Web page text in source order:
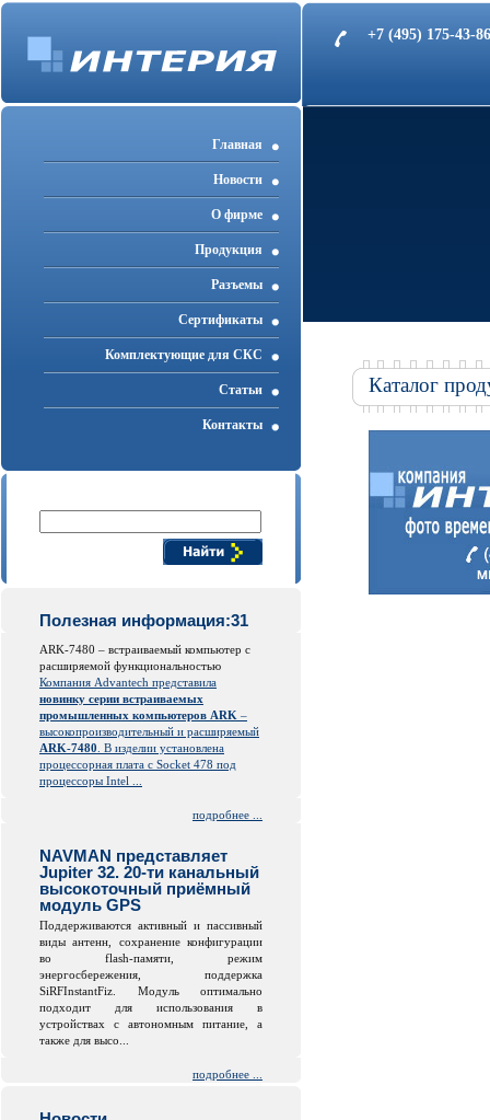
+7 (495) 175-43-
Главная
Новости
О фирме
Продукция
Разъемы
Cертификаты
Комплектующие для СКС
Статьи
Контакты
Полезная информация:31
ARK-7480 – встраиваемый компьютер с
расширяемой функциональностью
Компания Advantech представила
новинку серии встраиваемых
промышленных компьютеров ARK –
высокопроизводительный и расширяемый
ARK-7480 . В изделии установлена
процессорная плата с Socket 478 под
процессоры Intel ...
подробнее ...
NAVMAN представляет
Jupiter 32. 20-ти канальный
высокоточный приёмный
модуль GPS
Поддерживаются активный и пассивный
виды антенн, сохранение конфигурации
во flash-памяти, режим
энергосбережения, поддержка
SiRFInstantFiz. Модуль оптимально
подходит для использования в
устройствах с автономным питание, а
также для высо...
подробнее ...
Каталог